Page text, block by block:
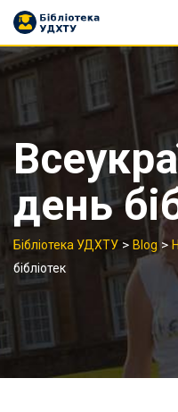
Skip
content
день
Бібліотека УДХТУ > Blog >
бібліотек